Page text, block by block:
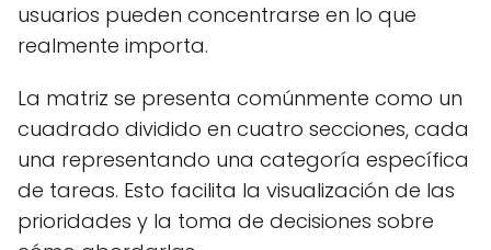
usuarios pueden concentrarse en lo que
realmente importa.
La matriz se presenta comúnmente como un
cuadrado dividido en cuatro secciones, cada
una representando una categoría específica
de tareas. Esto facilita la visualización de las
prioridades y la toma de decisiones sobre